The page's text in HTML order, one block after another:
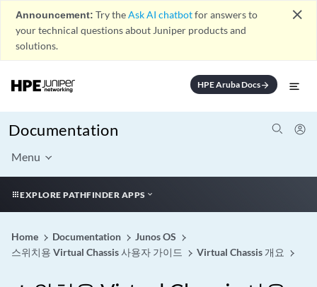
Announcement: Try theAsk AI chatbotfor answers to
your technical questions about Juniper products and
solutions.
close
HPE Aruba Docsarrow_forward
Documentation
Menu
EXPLORE PATHFINDER APPS
Home Documentation
Junos OS
스위치용 Virtual Chassis 사용자 가이드
Virtual Chassis 개요